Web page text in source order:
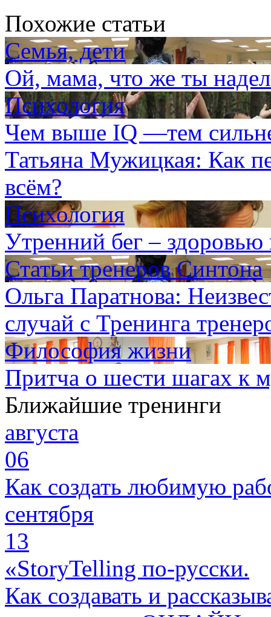
Похожие статьи
Семья, дети
Ой, мама, что же ты
Психология
Чем выше IQ —тем
Татьяна Мужицкая: Как
всём?
Психология
Утренний бег – здоровью
Статьи тренеров Синтона
Ольга Паратнова:
случай с Тренинга
Философия жизни
Притча о шести шагах к
Ближайшие тренинги
августа
06
Как создать любимую
сентября
13
«StoryTelling по-русски.
Как создавать и